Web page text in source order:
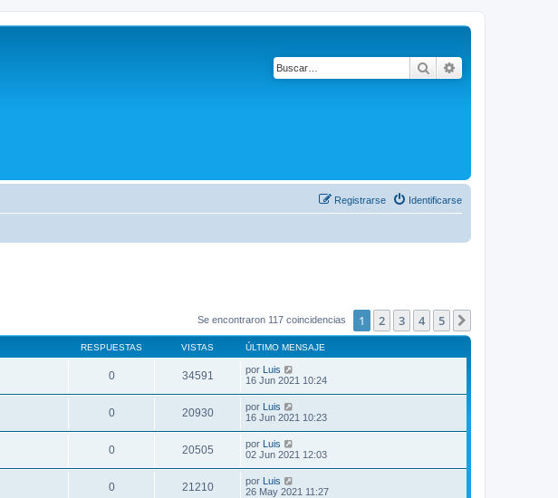
Buscar
Identificarse
Registrarse
Se encontraron 117 coincidencias 1 2 3 4 5
RESPUESTAS VISTAS ÚLTIMO MENSAJE
0 34591 por Luis
16 Jun 2021 10:24
0 20930 por Luis
16 Jun 2021 10:23
0 20505 por Luis
02 Jun 2021 12:03
0 21210 por Luis
26 May 2021 11:27